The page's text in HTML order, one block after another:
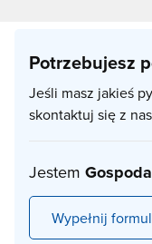
Noclegi -
Średnia cena
największej
ale jak sami
problemu
kategorii
Potrzebujesz
Jeśli masz jakieś
skontaktuj się z
Jestem
Wypełnij